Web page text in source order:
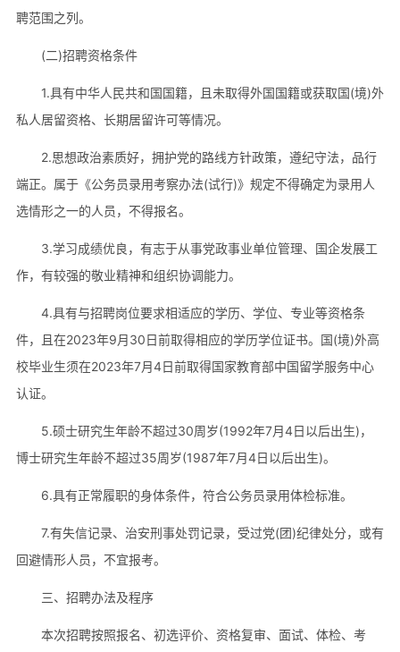
聘范围之列。
(二)招聘资格条件
1.具有中华人民共和国国籍，且未取得外国国籍或获取国(境)外
私人居留资格、长期居留许可等情况。
2.思想政治素质好，拥护党的路线方针政策，遵纪守法，品行
端正。属于《公务员录用考察办法(试行)》规定不得确定为录用人
选情形之一的人员，不得报名。
3.学习成绩优良，有志于从事党政事业单位管理、国企发展工
作，有较强的敬业精神和组织协调能力。
4.具有与招聘岗位要求相适应的学历、学位、专业等资格条
件，且在2023年9月30日前取得相应的学历学位证书。国(境)外高
校毕业生须在2023年7月4日前取得国家教育部中国留学服务中心
认证。
5.硕士研究生年龄不超过30周岁(1992年7月4日以后出生)，
博士研究生年龄不超过35周岁(1987年7月4日以后出生)。
6.具有正常履职的身体条件，符合公务员录用体检标准。
7.有失信记录、治安刑事处罚记录，受过党(团)纪律处分，或有
回避情形人员，不宜报考。
三、招聘办法及程序
本次招聘按照报名、初选评价、资格复审、面试、体检、考